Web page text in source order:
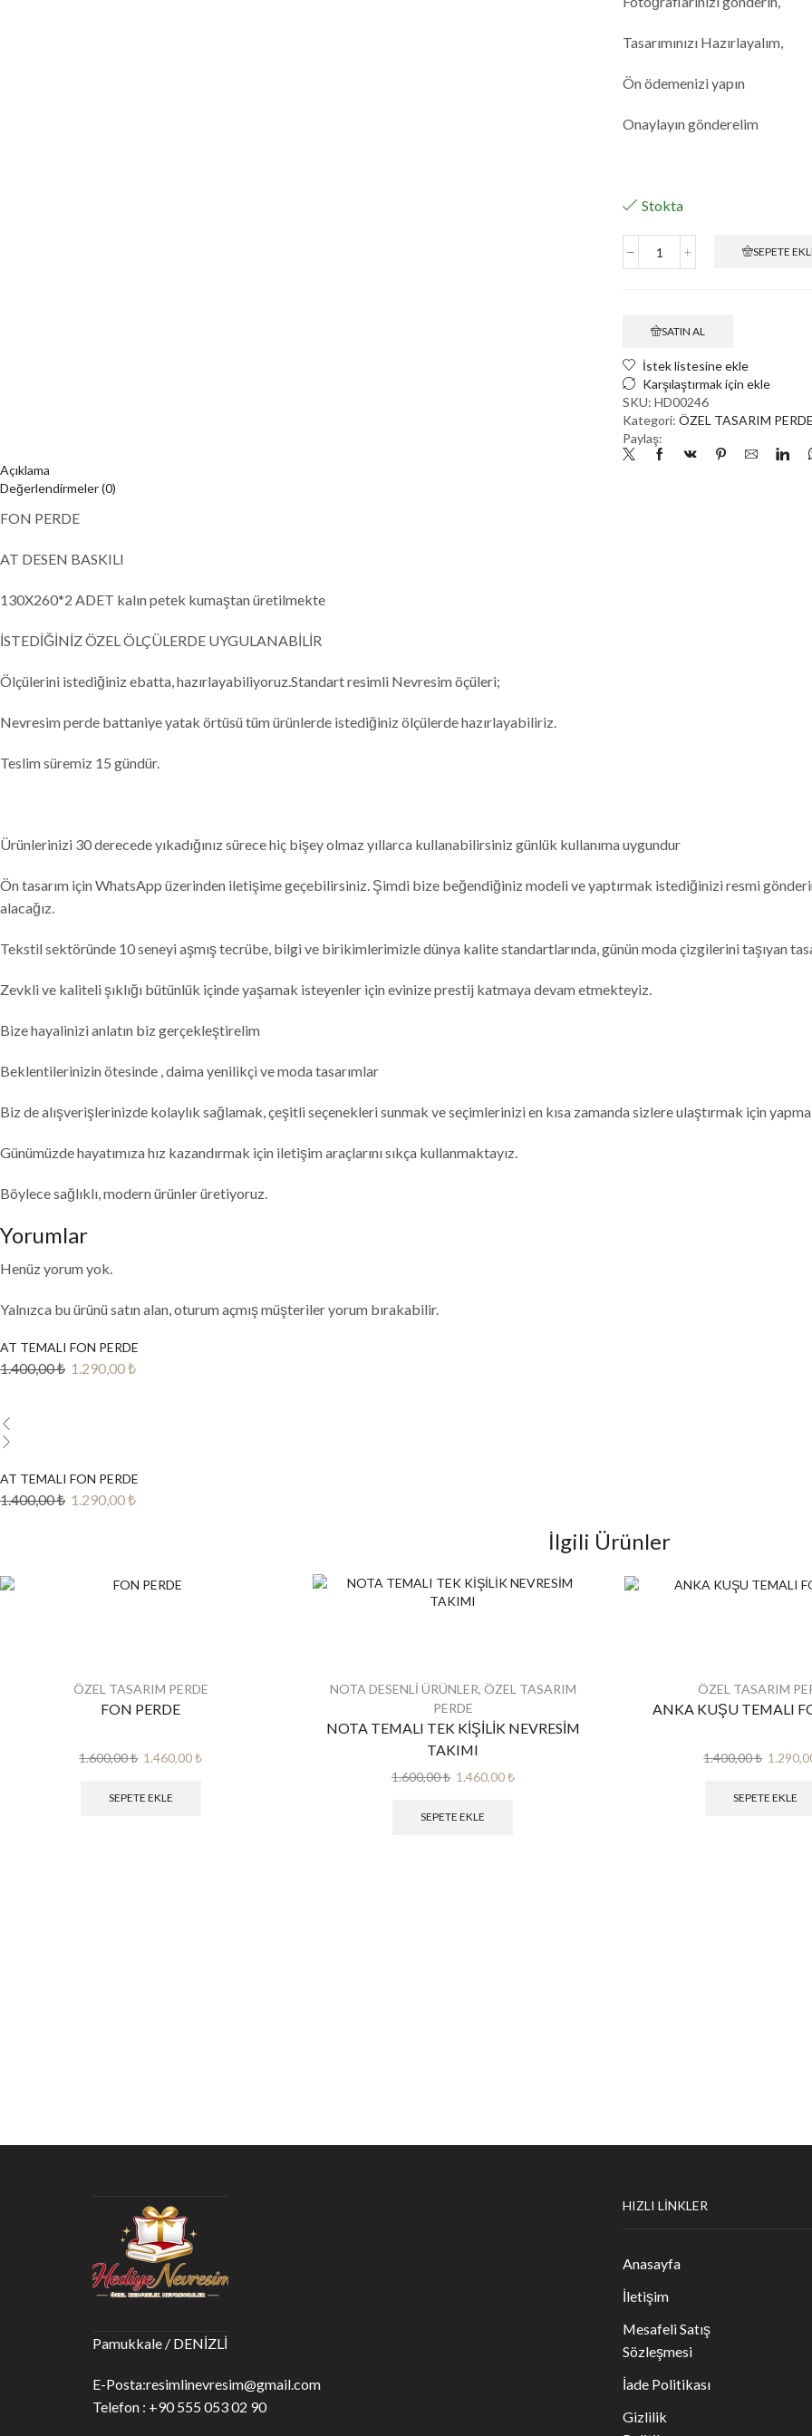
Tasarımınızı Hazırlayalım,
Ön ödemenizi yapın
Onaylayın gönderelim
Stokta
AT
adet
SEPETE
SATIN AL
İstek listesine ekle
Karşılaştırmak için ekle
SKU: HD00246
Kategori: ÖZEL TASARIM
Paylaş:
Açıklama
Değerlendirmeler (0)
FON PERDE
AT DESEN BASKILI
130X260*2 ADET kalın petek kumaştan üretilmekte
İSTEDİĞİNİZ ÖZEL ÖLÇÜLERDE UYGULANABİLİR
Ölçülerini istediğiniz ebatta, hazırlayabiliyoruz.Standart resimli Nevresim öçüleri;
Nevresim perde battaniye yatak örtüsü tüm ürünlerde istediğiniz ölçülerde hazırlayabiliriz.
Teslim süremiz 15 gündür.
Ürünlerinizi 30 derecede yıkadığınız sürece hiç bişey olmaz yıllarca kullanabilirsiniz günlük kullanıma uygundur
Ön tasarım için WhatsApp üzerinden iletişime geçebilirsiniz. Şimdi bize beğendiğiniz modeli ve yaptırmak istediğinizi resmi
alacağız.
Tekstil sektöründe 10 seneyi aşmış tecrübe, bilgi ve birikimlerimizle dünya kalite standartlarında, günün moda çizgilerini taşıyan
Zevkli ve kaliteli şıklığı bütünlük içinde yaşamak isteyenler için evinize prestij katmaya devam etmekteyiz.
Bize hayalinizi anlatın biz gerçekleştirelim
Beklentilerinizin ötesinde , daima yenilikçi ve moda tasarımlar
Biz de alışverişlerinizde kolaylık sağlamak, çeşitli seçenekleri sunmak ve seçimlerinizi en kısa zamanda sizlere ulaştırmak için
Günümüzde hayatımıza hız kazandırmak için iletişim araçlarını sıkça kullanmaktayız.
Böylece sağlıklı, modern ürünler üretiyoruz.
Yorumlar
Henüz yorum yok.
Yalnızca bu ürünü satın alan, oturum açmış müşteriler yorum bırakabilir.
AT TEMALI FON PERDE
1.400,00₺ Orijinal
1.290,00₺Şu
AT TEMALI FON PERDE
1.400,00₺ Orijinal
1.290,00₺Şu
İlgili Ürünler
ÖZEL TASARIM PERDE
FON PERDE
1.600,00₺ Orijinal
1.600,00 ₺.
1.460,00₺Şu
SEPETE EKLE
NOTA DESENLİ ÜRÜNLER, ÖZEL TASARIM
PERDE
NOTA TEMALI TEK KİŞİLİK NEVRESİM
TAKIMI
1.600,00₺ Orijinal
1.600,00 ₺.
1.460,00₺Şu
SEPETE EKLE
ÖZEL TASARIM
ANKA KUŞU TEMALI
1.400,00₺ Orijinal
SEPETE EKLE
Pamukkale / DENİZLİ
E-Posta:resimlinevresim@gmail.com
Telefon : +90 555 053 02 90
HIZLI LİNKLER
Anasayfa
İletişim
Mesafeli Satış
Sözleşmesi
İade Politikası
Gizlilik